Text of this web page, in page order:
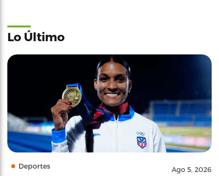
Lo Último
Deportes Ago 5, 2026